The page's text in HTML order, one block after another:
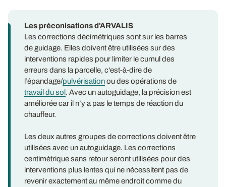
Les préconisations d'ARVALIS
Les corrections décimétriques sont sur les barres
de guidage. Elles doivent être utilisées sur des
interventions rapides pour limiter le cumul des
erreurs dans la parcelle, c'est-à-dire de
l’épandage/pulvérisationou des opérations de
travail du sol. Avec un autoguidage, la précision est
améliorée car il n’y a pas le temps de réaction du
chauffeur.
Les deux autres groupes de corrections doivent être
utilisées avec un autoguidage. Les corrections
centimètrique sans retour seront utilisées pour des
interventions plus lentes qui ne nécessitent pas de
revenir exactement au même endroit comme du